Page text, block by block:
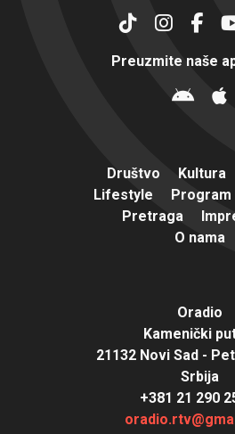
Preuzmite naše
Društvo Kultura
Lifestyle
Program
Pretraga
O nama
Oradio
Kamenički
21132 Novi Sad -
Srbija
+381 21 290